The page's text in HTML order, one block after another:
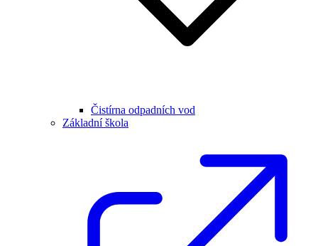
Čistírna odpadních vod
Základní škola